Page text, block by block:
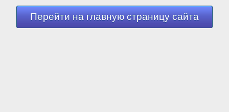
Перейти на главную страницу сайта